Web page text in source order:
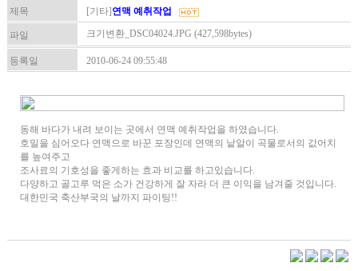
제목 [기타] 연맥 예취작업
파일 크기변환_DSC04024.JPG (427,598bytes)
등록일 2010-06-24 09:55:48
동해 바다가 내려 보이는 곳에서 연맥 예취작업을 하였습니다.
호밀을 심어오다 연맥으로 바꾼 포장인데 연맥의 낱알이 곡물로서의 값어치
를 높여주고
조사료의 기호성을 좋게하는 효과 비교를 하고있습니다.
다양하고 골고루 먹은 소가 건강하게 잘 자라 더 큰 이익을 남겨줄 것입니다.
대한민국 축산부국의 날까지 파이팅!!